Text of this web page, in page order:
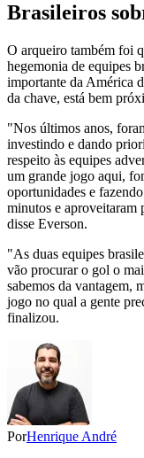
Brasileiros
O arqueiro também foi
hegemonia de equipes
importante da América
da chave, está bem
"Nos últimos anos,
investindo e dando
respeito às equipes
um grande jogo aqui,
oportunidades e
minutos e aproveitaram
disse Everson.
"As duas equipes
vão procurar o gol o
sabemos da vantagem,
jogo no qual a gente
finalizou.
PorHenrique André